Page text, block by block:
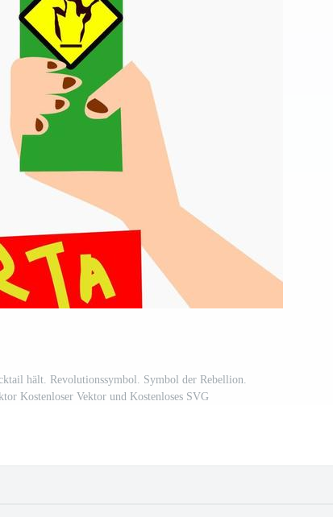
hält. Revolutionssymbol. Symbol der Rebellion.
Kostenloser Vektor und Kostenloses SVG